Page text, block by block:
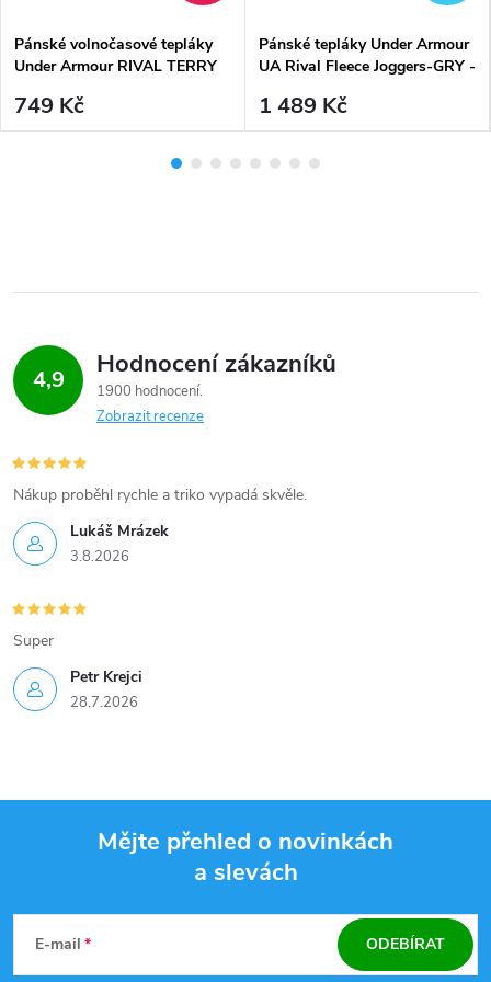
Pánské volnočasové tepláky
Under Armour RIVAL TERRY
749 Kč
Pánské tepláky Under Armour
UA Rival Fleece Joggers-GRY -
1 489 Kč
4,9 Hodnocení zákazníků
1900 hodnocení
Zobrazit recenze
Lukáš Mrázek
3.8.2026
Nákup proběhl rychle a triko vypadá skvěle.
Petr Krejci
28.7.2026
Super
Mějte přehled o novinkách
a slevách
E-mail ODEBÍRAT